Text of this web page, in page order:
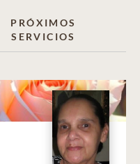
PRÓXIMOS
SERVICIOS